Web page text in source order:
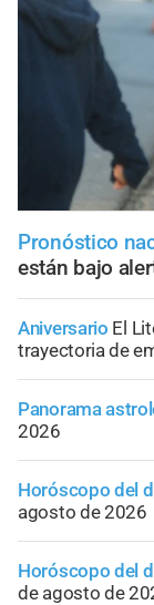
Pronóstico
están bajo
Aniversario El
trayectoria de
Panorama
2026
Horóscopo del
agosto de 2026
Horóscopo del
de agosto de